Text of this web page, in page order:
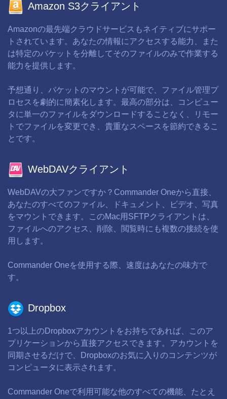
Amazon S3クライアント
Amazonの最先端クラウドサービスもネイティブにサポー
トされています。あなたの情報にアクセスする能力、また
は特定のバケットを分離してそのファイルのみで作業する
能力を提供します。
予想通り、バケットのマウントが可能で、ファイル管理プ
ロセスを劇的に簡素化します。最高の部分は、コンピュー
タに単一のファイルをダウンロードすることなく、リモー
トでファイルを変更でき、貴重なスペースを節約できるこ
とです。
WebDAVクライアント
WebDAVの大ファンですか？Commander Oneから直接、
あなたのすべてのファイル、ドキュメント、ビデオ、写真
をマウントできます。このMac用SFTPクライアントは、
ファイルへのアクセス、削除、閲覧時にも複数の接続を使
用します。
Commander Oneを使用する際、速度はあなたの味方で
す。
Dropbox
1つ以上のDropboxアカウントをお持ちであれば、このア
プリケーションから直接アクセスできます。アカウントを
同期させるだけで、Dropboxのお気に入りのコンテンツが
コンピュータに表示されます。
Commander Oneで利用可能な他のすべての機能、たとえ